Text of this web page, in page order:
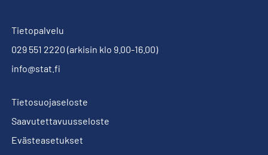
Tietopalvelu
029 551 2220 (arkisin klo 9.00-16.00)
info@stat.fi
Tietosuojaseloste
Saavutettavuusseloste
Evästeasetukset